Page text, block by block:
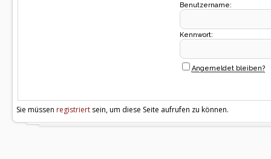
Benutzername:
Kennwort:
Angemeldet bleiben?
Sie müssen registriert sein, um diese Seite aufrufen zu können.